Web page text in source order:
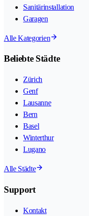
Sanitärinstallation
Garagen
Alle Kategorien
Beliebte Städte
Zürich
Genf
Lausanne
Bern
Basel
Winterthur
Lugano
Alle Städte
Support
Kontakt